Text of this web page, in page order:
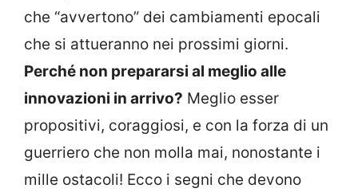
che “avvertono” dei cambiamenti epocali
che si attueranno nei prossimi giorni.
Perché non prepararsi al meglio alle
innovazioni in arrivo? Meglio esser
propositivi, coraggiosi, e con la forza di un
guerriero che non molla mai, nonostante i
mille ostacoli! Ecco i segni che devono